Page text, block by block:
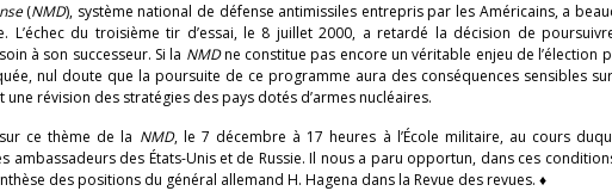
(NMD), système national de défense antimissiles entrepris par les Américains, a
L’échec du troisième tir d’essai, le 8 juillet 2000, a retardé la décision de
à son successeur. Si la NMDne constitue pas encore un véritable enjeu de l’élection
nul doute que la poursuite de ce programme aura des conséquences sensibles
révision des stratégies des pays dotés d’armes nucléaires.
ce thème de la NMD, le 7 décembre à 17 heures à l’École militaire, au cours
ambassadeurs des États-Unis et de Russie. Il nous a paru opportun, dans ces
des positions du général allemand H. Hagena dans la Revue des revues. ♦